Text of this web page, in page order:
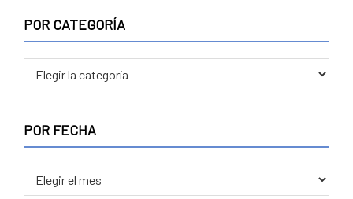
POR CATEGORÍA
CATEGORÍA
POR FECHA
FECHA